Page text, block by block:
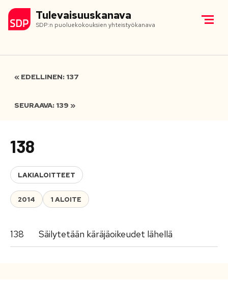
Tulevaisuuskanava
SDP:n puoluekokouksien yhteistyökanava
« EDELLINEN: 137
SEURAAVA: 139 »
138
LAKIALOITTEET
2014 1 ALOITE
138 Säilytetään käräjäoikeudet lähellä